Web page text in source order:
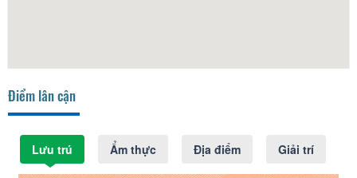
Điểm lân cận
Lưu trú Ẩm thực Địa điểm Giải trí